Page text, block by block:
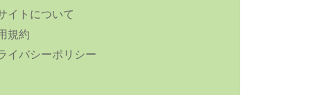
イトについて
規約
イバシーポリシー